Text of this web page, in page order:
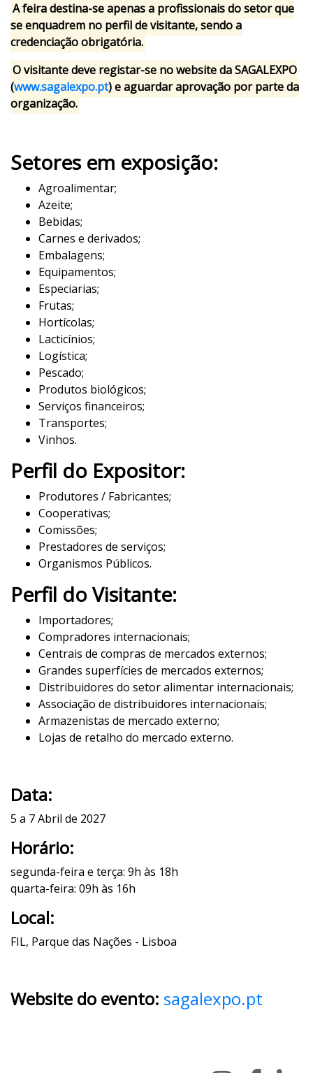
A feira destina-se apenas a profissionais do setor que
se enquadrem no perfil de visitante, sendo a
credenciação obrigatória.
O visitante deve registar-se no website da SAGALEXPO
(www.sagalexpo.pt) e aguardar aprovação por parte da
organização.
Setores em exposição:
Agroalimentar;
Azeite;
Bebidas;
Carnes e derivados;
Embalagens;
Equipamentos;
Especiarias;
Frutas;
Hortícolas;
Lacticínios;
Logística;
Pescado;
Produtos biológicos;
Serviços financeiros;
Transportes;
Vinhos.
Perfil do Expositor:
Produtores / Fabricantes;
Cooperativas;
Comissões;
Prestadores de serviços;
Organismos Públicos.
Perfil do Visitante:
Importadores;
Compradores internacionais;
Centrais de compras de mercados externos;
Grandes superfícies de mercados externos;
Distribuidores do setor alimentar internacionais;
Associação de distribuidores internacionais;
Armazenistas de mercado externo;
Lojas de retalho do mercado externo.
Data:
5 a 7 Abril de 2027
Horário:
segunda-feira e terça: 9h às 18h
quarta-feira: 09h às 16h
Local:
FIL, Parque das Nações - Lisboa
Website do evento: sagalexpo.pt